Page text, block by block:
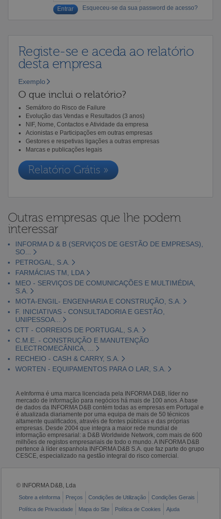
Esqueceu-se da sua password de acesso?
Registe-se e aceda ao relatório
desta empresa
Exemplo
O que inclui o relatório?
Semáforo do Risco de Failure
Evolução das Vendas e Resultados (3 anos)
NIF, Nome, Contactos e Atividade da empresa
Acionistas e Participações em outras empresas
Gestores e respetivas ligações a outras empresas
Marcas e publicações legais
Relatório Grátis »
Outras empresas que lhe podem
interessar
INFORMA D & B (SERVIÇOS DE GESTÃO DE EMPRESAS),
SO...
PETROGAL, S.A.
FARMÁCIAS TM, LDA
MEO - SERVIÇOS DE COMUNICAÇÕES E MULTIMÉDIA,
S.A.
MOTA-ENGIL- ENGENHARIA E CONSTRUÇÃO, S.A.
F. INICIATIVAS - CONSULTADORIA E GESTÃO,
UNIPESSOA...
CTT - CORREIOS DE PORTUGAL, S.A.
C.M.E. - CONSTRUÇÃO E MANUTENÇÃO
ELECTROMECÂNICA, ...
RECHEIO - CASH & CARRY, S.A.
WORTEN - EQUIPAMENTOS PARA O LAR, S.A.
A eInforma é uma marca licenciada pela INFORMA D&B, líder no
mercado de informação para negócios há mais de 100 anos. A base
de dados da INFORMA D&B contém todas as empresas em Portugal e
é atualizada diariamente por uma equipa de mais de 50 técnicos
altamente qualificados, através de fontes públicas e das próprias
empresas. Desde 2004 que integra a maior rede mundial de
informação empresarial: a D&B Worldwide Network, com mais de 600
milhões de registos empresariais de todo o mundo. A INFORMA D&B
pertence à líder espanhola INFORMA D&B S.A. que faz parte do grupo
CESCE, especializado na gestão integral do risco comercial.
© INFORMA D&B, Lda
Sobre a eInforma Preços Condições de Utilização
Condições Gerais
Política de Privacidade
Mapa do Site Política de Cookies Ajuda